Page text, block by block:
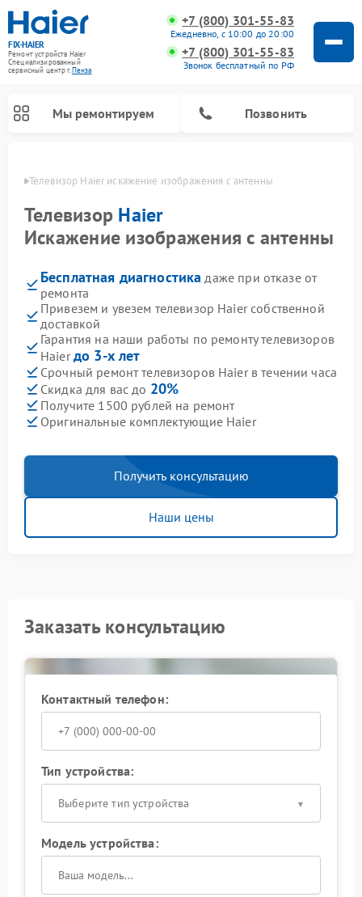
FIX-HAIER
Ремонт устройств Haier
Специализированный
cервисный центр г.Пенза
+7 (800) 301-55-83
Ежедневно, с 10:00 до 20:00
+7 (800) 301-55-83
Звонок бесплатный по РФ
Мы ремонтируем Позвонить
Телевизор Haier искажение изображения с антенны
Телевизор Haier
Искажение изображения с антенны
Бесплатная диагностика даже при отказе от
ремонта
Привезем и увезем телевизор Haier собственной
доставкой
Гарантия на наши работы по ремонту телевизоров
Haierдо 3-х лет
Срочный ремонт телевизоров Haier в течении часа
Скидка для вас до 20%
Получите 1500 рублей на ремонт
Оригинальные комплектующие Haier
Получить консультацию
Наши цены
Заказать консультацию
Контактный телефон:
Тип устройства:
Выберите тип устройства
Модель устройства: